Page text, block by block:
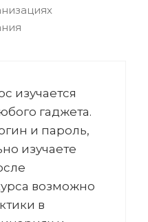
изучается
гаджета.
и пароль,
изучаете
возможно
в